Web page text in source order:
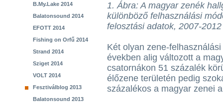
B.My.Lake 2014
Balatonsound 2014
EFOTT 2014
Fishing on Orfű 2014
Strand 2014
Sziget 2014
VOLT 2014
Fesztiválblog 2013
Balatonsound 2013
1. Ábra: A magyar zenék
különböző felhasználási
felosztási adatok, 2007-2012
Két olyan zene-
években alig változott a
csatornákon 51 százalék
élőzene területén pedig
százalékos a magyar zenei